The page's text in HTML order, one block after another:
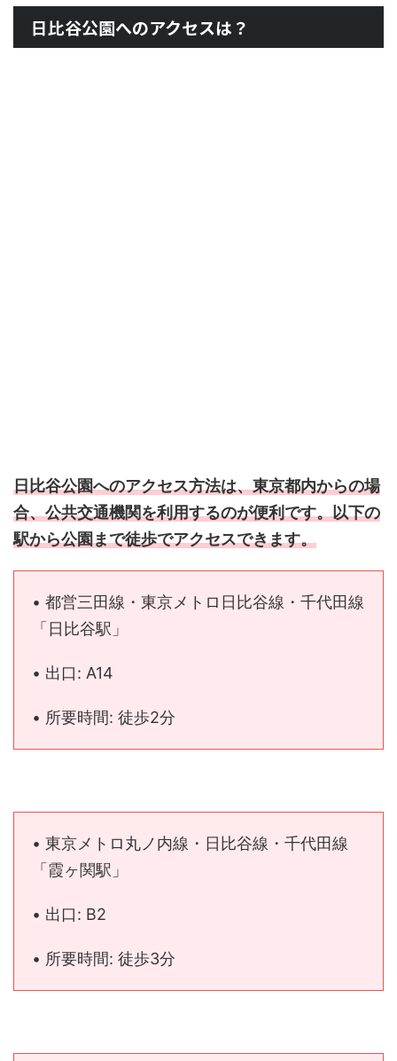
日比谷公園へのアクセスは？
日比谷公園へのアクセス方法は、東京都内からの場
合、公共交通機関を利用するのが便利です。以下の
駅から公園まで徒歩でアクセスできます。
• 都営三田線・東京メトロ日比谷線・千代田線
「日比谷駅」
• 出口: A14
• 所要時間: 徒歩2分
• 東京メトロ丸ノ内線・日比谷線・千代田線
「霞ヶ関駅」
• 出口: B2
• 所要時間: 徒歩3分